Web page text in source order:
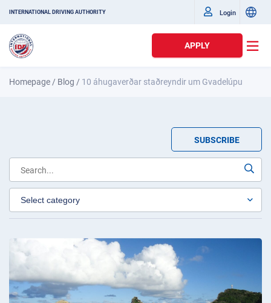
INTERNATIONAL DRIVING AUTHORITY Login
APPLY
Homepage / Blog / 10 áhugaverðar staðreyndir um Gvadelúpu
SUBSCRIBE